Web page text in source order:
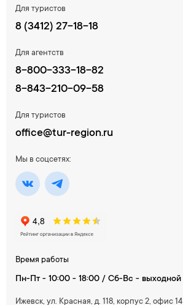
Время работы
Пн-Пт - 10:00 - 18:00 / Сб-Вс - выходной
Ижевск, ул. Красная, д. 118, корпус 2, офис 14
Для туристов
8 (3412) 27-18-18
Для агентств
8-800-333-18-82
8-843-210-09-58
Для туристов
office@tur-region.ru
Мы в соцсетях: